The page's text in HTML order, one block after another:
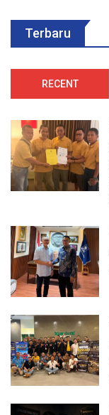
Terbaru
RECENT